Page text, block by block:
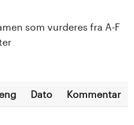
som vurderes fra A-F
Dato Kommentar